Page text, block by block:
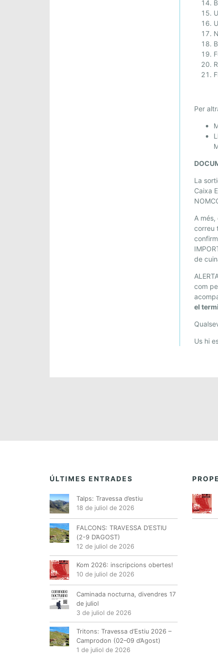
A
L
Per
La
Caixa
A més,
correu
de
com
el
Us hi
ÚLTIMES ENTRADES
Talps: Travessa d’estiu
18 de juliol de 2026
FALCONS: TRAVESSA D’ESTIU
(2-9 D’AGOST)
12 de juliol de 2026
Kom 2026: inscripcions obertes!
10 de juliol de 2026
Caminada nocturna, divendres 17
de juliol
3 de juliol de 2026
Tritons: Travessa d’Estiu 2026 –
Camprodon (02–09 d’Agost)
1 de juliol de 2026